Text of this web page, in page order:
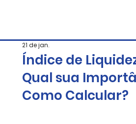
Índice de
Qual sua
Como Calcular?
21 de jan.